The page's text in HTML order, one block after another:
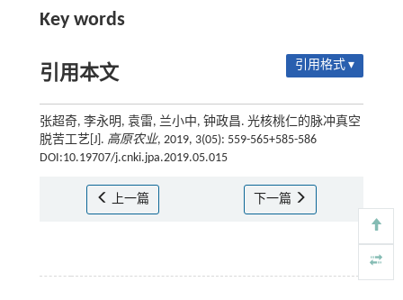
Key words
引用本文 引用格式 ▾
张超奇, 李永明, 袁雷, 兰小中, 钟政昌. 光核桃仁的脉冲真空
脱苦工艺[J]. 高原农业, 2019, 3(05): 559-565+585-586
DOI:10.19707/j.cnki.jpa.2019.05.015
上一篇 下一篇